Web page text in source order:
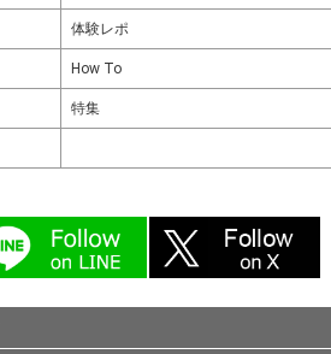
体験レポ
How To
特集